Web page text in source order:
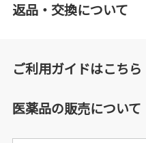
返品・交換について
ご利用ガイドはこちら
医薬品の販売について